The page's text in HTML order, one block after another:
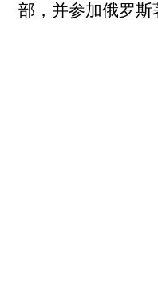
部，并参加俄罗斯